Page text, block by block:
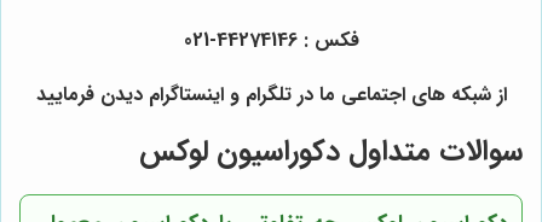
فکس : 44274146-021
از شبکه های اجتماعی ما در تلگرام و اینستاگرام دیدن فرمایید
سوالات متداول دکوراسیون لوکس